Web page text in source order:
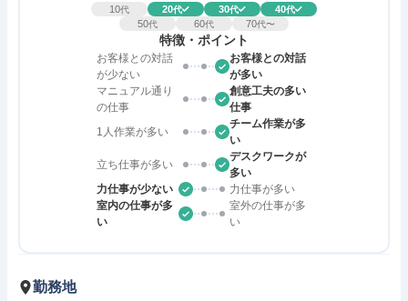
10代 20代 30代 40代
50代 60代 70代〜
特徴・ポイント
お客様との対話
が少ない
お客様との対話
が多い
マニュアル通り
の仕事
創意工夫の多い
仕事
1人作業が多い
チーム作業が多
い
立ち仕事が多い
デスクワークが
多い
力仕事が少ない
力仕事が多い
室内の仕事が多
い
室外の仕事が多
い
勤務地